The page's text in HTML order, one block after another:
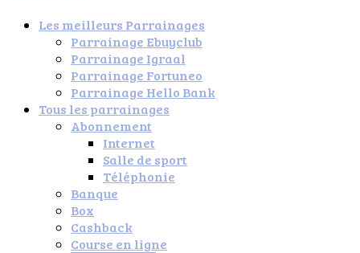
Les meilleurs Parrainages
Parrainage Ebuyclub
Parrainage Igraal
Parrainage Fortuneo
Parrainage Hello Bank
Tous les parrainages
Abonnement
Internet
Salle de sport
Téléphonie
Banque
Box
Cashback
Course en ligne